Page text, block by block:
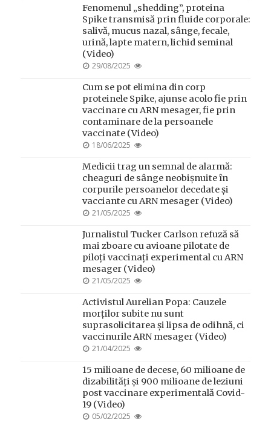
Fenomenul „shedding”, proteina
Spike transmisă prin fluide corporale:
salivă, mucus nazal, sânge, fecale,
urină, lapte matern, lichid seminal
(Video)
POSTED
29/08/2025
Cum se pot elimina din corp
proteinele Spike, ajunse acolo fie prin
vaccinare cu ARN mesager, fie prin
contaminare de la persoanele
vaccinate (Video)
POSTED
18/06/2025
Medicii trag un semnal de alarmă:
cheaguri de sânge neobișnuite în
corpurile persoanelor decedate și
vacciante cu ARN mesager (Video)
POSTED
21/05/2025
Jurnalistul Tucker Carlson refuză să
mai zboare cu avioane pilotate de
piloți vaccinați experimental cu ARN
mesager (Video)
POSTED
21/05/2025
Activistul Aurelian Popa: Cauzele
morților subite nu sunt
suprasolicitarea și lipsa de odihnă, ci
vaccinurile ARN mesager (Video)
POSTED
21/04/2025
15 milioane de decese, 60 milioane de
dizabilități și 900 milioane de leziuni
post vaccinare experimentală Covid-
19 (Video)
POSTED
05/02/2025